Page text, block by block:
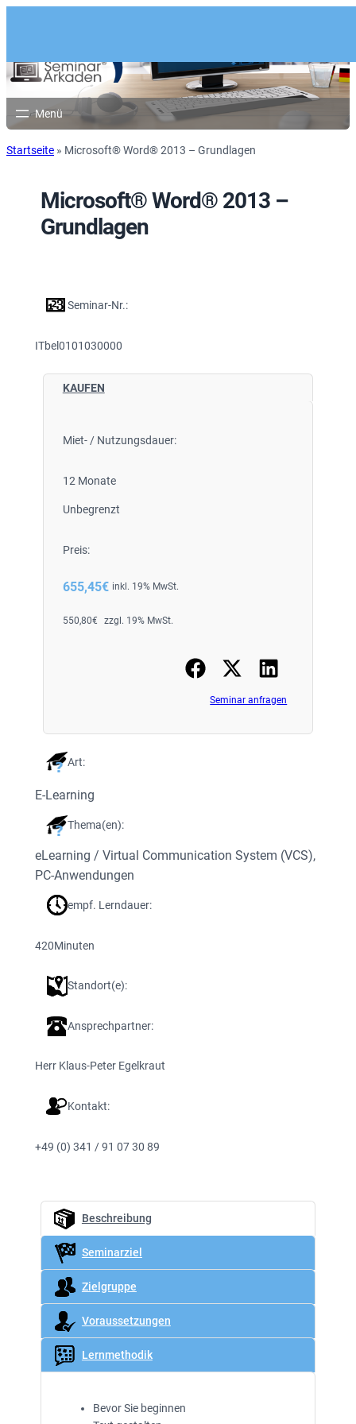
Startseite » Microsoft® Word® 2013 – Grundlagen
Microsoft® Word® 2013 –
Grundlagen
Seminar-Nr.:
ITbel0101030000
KAUFEN
Miet- / Nutzungsdauer:
12 Monate
Unbegrenzt
Preis:
655,45€ inkl. 19% MwSt.
550,80€ zzgl. 19% MwSt.
Seminar anfragen
Art:
E-Learning
Thema(en):
eLearning / Virtual Communication System (VCS),
PC-Anwendungen
empf. Lerndauer:
420Minuten
Standort(e):
Ansprechpartner:
Herr Klaus-Peter Egelkraut
Kontakt:
+49 (0) 341 / 91 07 30 89
Beschreibung
Seminarziel
Zielgruppe
Voraussetzungen
Lernmethodik
Bevor Sie beginnen